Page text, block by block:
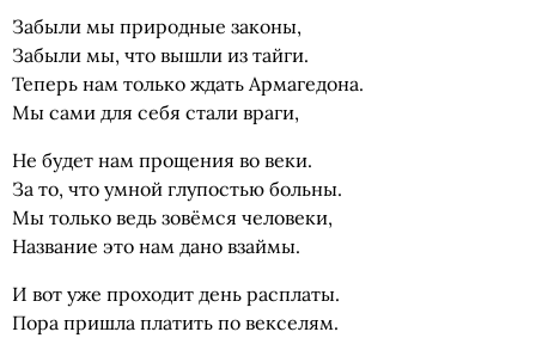
Забыли мы природные законы,
Забыли мы, что вышли из тайги.
Теперь нам только ждать Армагедона.
Мы сами для себя стали враги,
Не будет нам прощения во веки.
За то, что умной глупостью больны.
Мы только ведь зовёмся человеки,
Название это нам дано взаймы.
И вот уже проходит день расплаты.
Пора пришла платить по векселям.